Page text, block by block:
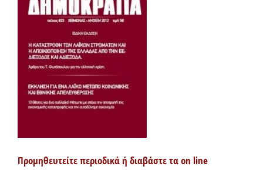
Προμηθευτείτε περιοδικά ή διαβάστε τα on line